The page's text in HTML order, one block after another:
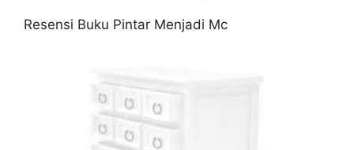
Resensi Buku Pintar Menjadi Mc